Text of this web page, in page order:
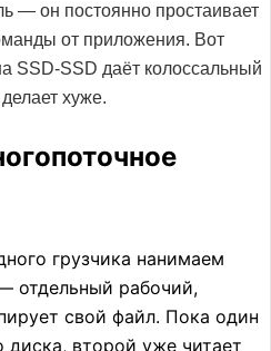
— он постоянно простаивает
от приложения. Вот
SSD-SSD даёт колоссальный
хуже.
грузчика нанимаем
отдельный рабочий,
свой файл. Пока один
диска, второй уже читает